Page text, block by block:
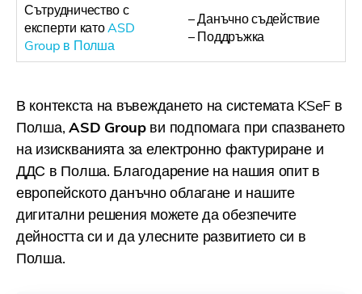
Сътрудничество с
експерти като ASD
Group в Полша
– Данъчно съдействие
– Поддръжка
В контекста на въвеждането на системата KSeF в
Полша,ASD Groupви подпомага при спазването
на изискванията за електронно фактуриране и
ДДС в Полша. Благодарение на нашия опит в
европейското данъчно облагане и нашите
дигитални решения можете да обезпечите
дейността си и да улесните развитието си в
Полша.